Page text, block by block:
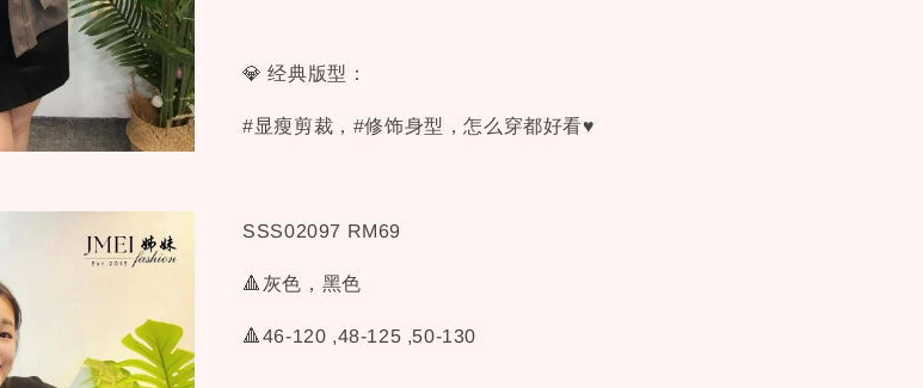
💎 经典版型：
#显瘦剪裁，#修饰身型，怎么穿都好看♥
SSS02097 RM69
🔺灰色，黑色
🔺46-120 ,48-125 ,50-130